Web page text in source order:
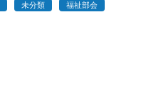
未分類 福祉部会